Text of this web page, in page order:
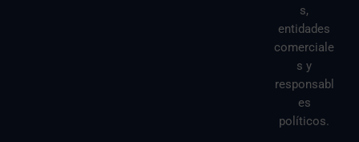
s,
entidades
comerciale
s y
responsabl
es
políticos.